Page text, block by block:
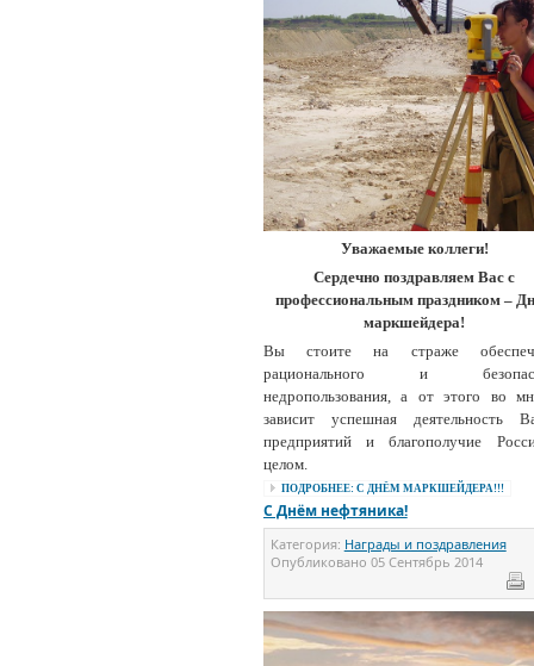
Уважаемые коллеги!
Сердечно поздравляем Вас с
профессиональным праздником –
маркшейдера!
Вы стоите на страже
рационального и
недропользования, а от этого во
зависит успешная деятельность
предприятий и благополучие
целом.
ПОДРОБНЕЕ: С ДНЁМ МАРКШЕЙДЕРА!!!
С Днём нефтяника!
Категория: Награды и поздравления
Опубликовано 05 Сентябрь 2014